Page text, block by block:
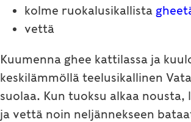
kolme ruokalusikallista
vettä
Kuumenna ghee kattilassa ja
keskilämmöllä teelusikallinen
suolaa. Kun tuoksu alkaa nousta,
ja vettä noin neljännekseen